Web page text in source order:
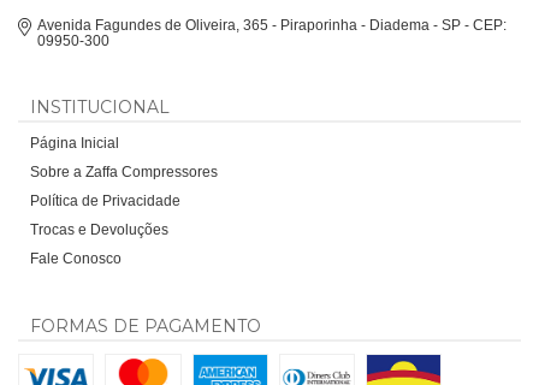
Avenida Fagundes de Oliveira, 365 - Piraporinha - Diadema - SP - CEP:
09950-300
INSTITUCIONAL
Página Inicial
Sobre a Zaffa Compressores
Política de Privacidade
Trocas e Devoluções
Fale Conosco
FORMAS DE PAGAMENTO